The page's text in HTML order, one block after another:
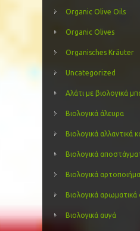
Organic Olive Oils
Organic Olives
Organisches Kräuter
Uncategorized
Αλάτι με βιολογικά
Βιολογικά άλευρα
Βιολογικά αλλαντικά
Βιολογικά
Βιολογικά
Βιολογικά
Βιολογικά αυγά